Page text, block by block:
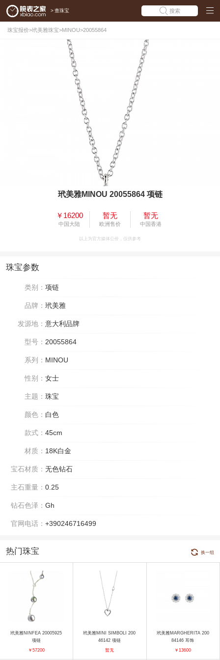
> 查珠宝 搜索
珠宝报价>玳美雅珠宝>MINOU>20055864
玳美雅MINOU 20055864 项链
￥16200
中国大陆
暂无
欧洲售价
暂无
中国香港
以上为官方媒体公价，仅供参考
珠宝参数
类别： 项链
品牌： 玳美雅
发源地： 意大利品牌
型号： 20055864
系列： MINOU
性别： 女士
主题： 珠宝
颜色： 白色
款式： 45cm
材质： 18K白金
宝石材质： 无色钻石
主石重量： 0.25
钻石色泽： Gh
官网电话： +390246716499
热门珠宝 换一组
玳美雅NINFEA 20005925
项链
￥57200
玳美雅MINI SIMBOLI 200
46142 项链
暂无
玳美雅MARGHERITA 200
84146 耳饰
￥13600